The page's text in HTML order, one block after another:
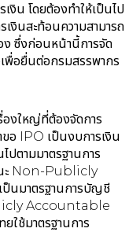
งิน โดยต้องทำให้เป็นไป
งินสะท้อนความสามารถ
ง ซึ่งก่อนหน้านี้การจัด
พื่อยื่นต่อกรมสรรพากร
องใหญ่ที่ต้องจัดการ
ขอ IPO เป็นงบการเงิน
ปตามมาตรฐานการ
ณะ Non-Publicly
มาตรฐานการบัญชี
Accountable
ใช้มาตรฐานการ